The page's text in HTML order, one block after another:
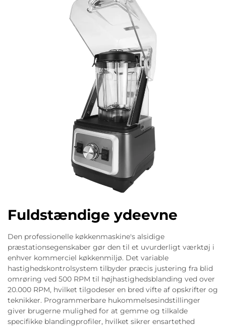
Fuldstændige ydeevne
Den professionelle køkkenmaskine's alsidige
præstationsegenskaber gør den til et uvurderligt værktøj i
enhver kommerciel køkkenmiljø. Det variable
hastighedskontrolsystem tilbyder præcis justering fra blid
omrøring ved 500 RPM til højhastighedsblanding ved over
20.000 RPM, hvilket tilgodeser en bred vifte af opskrifter og
teknikker. Programmerbare hukommelsesindstillinger
giver brugerne mulighed for at gemme og tilkalde
specifikke blandingprofiler, hvilket sikrer ensartethed